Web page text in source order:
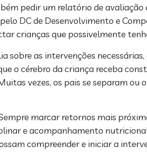
pedir um relatório de avaliação
DC de Desenvolvimento e
crianças que possivelmente
sobre as intervenções
o cérebro da criança receba
vezes, os pais se separam ou
marcar retornos mais
e acompanhamento
compreender e iniciar a